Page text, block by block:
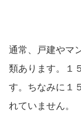
通常、戸建やマ
類あります。１
す。ちなみに１
れていません。